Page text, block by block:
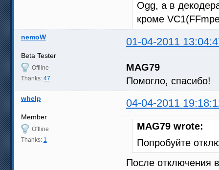
Ogg, а в
кроме
nemoW 01-04-2011
Beta Tester
Offline
Thanks: 47
MAG79
Помогло, спасибо!
whelp 04-04-2011
Member
Offline
Thanks: 1
MAG79 wrote:
Попробуйте
После отключения